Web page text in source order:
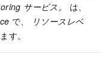
サービス。
は、
で、
リソースレベ
す。